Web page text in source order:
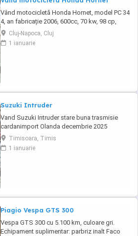
Vând motocicletă Honda Hornet, model PC 34
4, an fabricație 2006, 600cc, 70 kw, 98 cp,
inspecție tehnică valabilă până în august 2027
. Preț 1900 euro
Cluj-Napoca, Cluj
1 ianuarie
Suzuki Intruder
Vand Suzuki Intruder stare buna trasmisie
cardanimport Olanda decembrie 2025
inmatriculat RO IN FEBRUARIE Nu raspund la
mesaje.Schimb cu ATV plus sau minus
diferenta
Timisoara, Timis
1 ianuarie
Piagio Vespa GTS 300
Vespa GTS 300 cu 5.100 km, culoare gri.
Echipament suplimentar: parbriz inalt Faco